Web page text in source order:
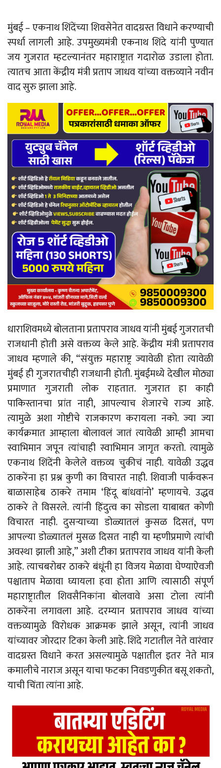
मुंबई – एकनाथ शिंदेंच्या शिवसेनेत वादग्रस्त विधाने करण्याची
स्पर्धा लागली आहे. उपमुख्यमंत्री एकनाथ शिंदे यांनी पुण्यात
जय गुजरात म्हटल्यानंतर महाराष्ट्रात गदारोळ उडाला होता.
त्यातच आता केंद्रीय मंत्री प्रताप जाधव यांच्या वक्तव्याने नवीन
वाद सुरु झाला आहे.
धाराशिवमध्ये बोलताना प्रतापराव जाधव यांनी मुंबई गुजरातची
राजधानी होती असे वक्तव्य केले आहे. केंद्रीय मंत्री प्रतापराव
जाधव म्हणाले की, “संयुक्त महाराष्ट्र ज्यावेळी होता त्यावेळी
मुंबई ही गुजरातचीही राजधानी होती. मुंबईमध्ये देखील मोठ्या
प्रमाणात गुजराती लोक राहतात. गुजरात हा काही
पाकिस्तानचा प्रांत नाही, आपल्याच शेजारचे राज्य आहे.
त्यामुळे अशा गोष्टीचे राजकारण करायला नको. ज्या ज्या
कार्यक्रमात आम्हाला बोलावलं जातं त्यावेळी आम्ही आमचा
स्वाभिमान जपून त्यांचाही स्वाभिमान जागृत करतो. त्यामुळे
एकनाथ शिंदेंनी केलेले वक्तव्य चुकीचं नाही. यावेळी उद्धव
ठाकरेंना हा प्रश्न कुणी का विचारत नाही. शिवाजी पार्कवरून
बाळासाहेब ठाकरे तमाम ‘हिंदू बांधवांनो’ म्हणायचे. उद्धव
ठाकरे ते विसरले. त्यांनी हिंदुत्व का सोडला याबाबत कोणी
विचारत नाही. दुसऱ्याच्या डोळ्यातलं कुसळ दिसतं, पण
आपल्या डोळ्यातलं मुसळ दिसत नाही या म्हणीप्रमाणे त्यांची
अवस्था झाली आहे,” अशी टीका प्रतापराव जाधव यांनी केली
आहे. त्याचबरोबर ठाकरे बंधूंनी हा विजय मेळावा घेण्याऐवजी
पश्चाताप मेळावा घ्यायला हवा होता आणि त्यासाठी संपूर्ण
महाराष्ट्रातील शिवसैनिकांना बोलवावे असा टोला त्यांनी
ठाकरेंना लगावला आहे. दरम्यान प्रतापराव जाधव यांच्या
वक्तव्यामुळे विरोधक आक्रमक झाले असून, त्यांनी जाधव
यांच्यावर जोरदार टिका केली आहे. शिंदे गटातील नेते वारंवार
वादग्रस्त विधाने करत असल्यामुळे पक्षातील इतर नेते मात्र
कमालीचे नाराज असून याचा फटका निवडणुकीत बसू शकतो,
याची चिंता त्यांना आहे.